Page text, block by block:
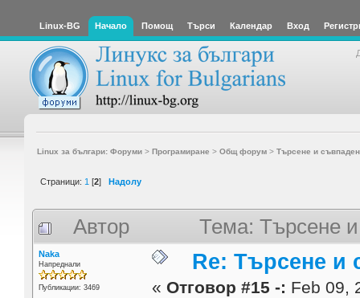
Linux-BG Начало Помощ Търси Календар Вход
Linux за българи: Форуми> Програмиране > Общ форум> Търсене и
Страници: 1 [2] Надолу
Автор Тема: Търсене
Naka
Напреднали
Публикации: 3469
Re: Търсене и
« Отговор #15 -: Feb 09,